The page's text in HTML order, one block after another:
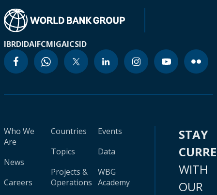
IBRDIDAIFCMIGAICSID
Who We
Are
News
Careers
Countries
Topics
Projects &
Operations
Events
Data
WBG
Academy
STAY
WITH
OUR